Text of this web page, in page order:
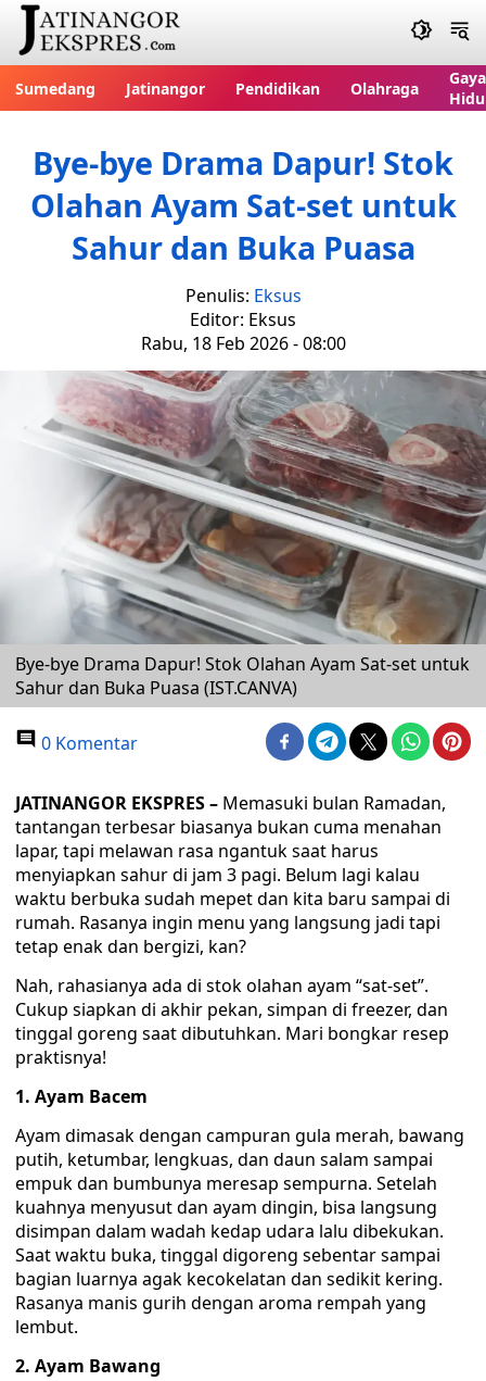
Sumedang Jatinangor Pendidikan Olahraga
Gaya
Bye-bye Drama Dapur! Stok
Olahan Ayam Sat-set untuk
Sahur dan Buka Puasa
Penulis: Eksus
Editor: Eksus
Rabu, 18 Feb 2026 - 08:00
Bye-bye Drama Dapur! Stok Olahan Ayam Sat-set untuk
Sahur dan Buka Puasa (IST.CANVA)
0 Komentar
JATINANGOR EKSPRES – ‎Memasuki bulan Ramadan,
tantangan terbesar biasanya bukan cuma menahan
lapar, tapi melawan rasa ngantuk saat harus
menyiapkan sahur di jam 3 pagi. Belum lagi kalau
waktu berbuka sudah mepet dan kita baru sampai di
rumah. Rasanya ingin menu yang langsung jadi tapi
tetap enak dan bergizi, kan?
Nah, rahasianya ada di stok olahan ayam “sat-set”.
Cukup siapkan di akhir pekan, simpan di freezer, dan
tinggal goreng saat dibutuhkan. Mari bongkar resep
praktisnya!
1. Ayam Bacem
Ayam dimasak dengan campuran gula merah, bawang
putih, ketumbar, lengkuas, dan daun salam sampai
empuk dan bumbunya meresap sempurna. Setelah
kuahnya menyusut dan ayam dingin, bisa langsung
disimpan dalam wadah kedap udara lalu dibekukan.
Saat waktu buka, tinggal digoreng sebentar sampai
bagian luarnya agak kecokelatan dan sedikit kering.
Rasanya manis gurih dengan aroma rempah yang
lembut.
2. Ayam Bawang